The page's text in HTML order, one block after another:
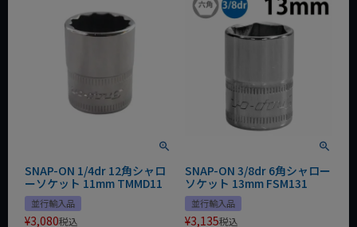
SNAP-ON 1/4dr 12角シャロ
ーソケット 11mm TMMD11
並行輸入品
¥3,080税込
SNAP-ON 3/8dr 6角シャロー
ソケット 13mm FSM131
並行輸入品
¥3,135税込